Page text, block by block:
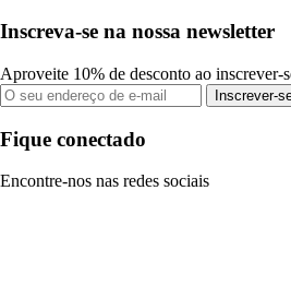
Inscreva-se na nossa newsletter
Aproveite 10% de desconto ao inscrever-
Inscrever-
Fique conectado
Encontre-nos nas redes sociais